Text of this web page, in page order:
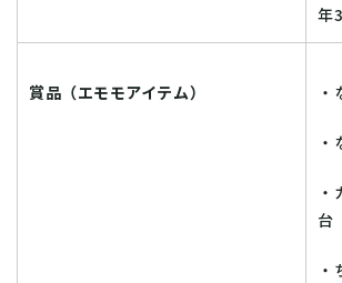
年
賞品（エモモアイテム）
台